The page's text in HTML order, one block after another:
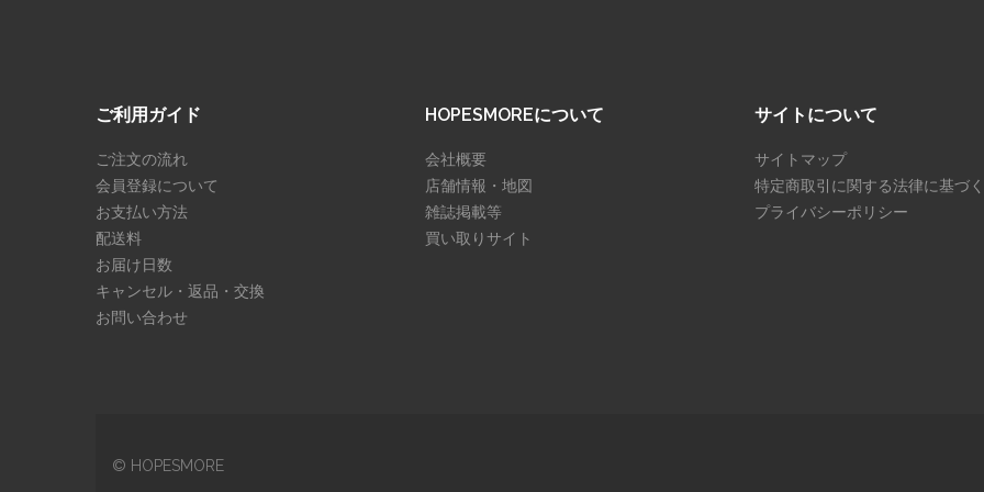
ご利用ガイド
ご注文の流れ
会員登録について
お支払い方法
配送料
お届け日数
キャンセル・返品・交換
お問い合わせ
HOPESMOREについて
会社概要
店舗情報・地図
雑誌掲載等
買い取りサイト
サイトについて
サイトマップ
特定商取引に関する法律に基づ
プライバシーポリシー
© HOPESMORE